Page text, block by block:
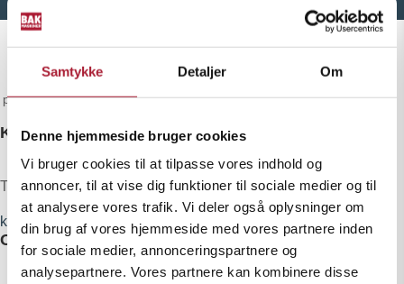
Samtykke Detaljer Om
Denne hjemmeside bruger cookies
Vi bruger cookies til at tilpasse vores indhold og
annoncer, til at vise dig funktioner til sociale medier og til
at analysere vores trafik. Vi deler også oplysninger om
din brug af vores hjemmeside med vores partnere inden
for sociale medier, annonceringspartnere og
analysepartnere. Vores partnere kan kombinere disse
/ Varer tagged “3-faset generator”
Ingen resultater fundet
Siden du anmodede om kunne ikke findes. Prøv at
præciser din søgning, eller brug navigationen ovenfor til
KONTAKTINFO
Telefon:3242 1300
kundeservice@bakmaskiner.dk
OM BAK MASKINER